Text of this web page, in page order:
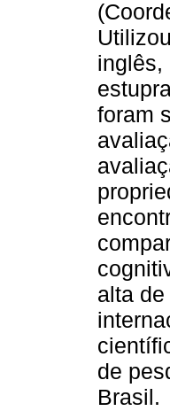
inglês,
foram
alta
de
Brasil.